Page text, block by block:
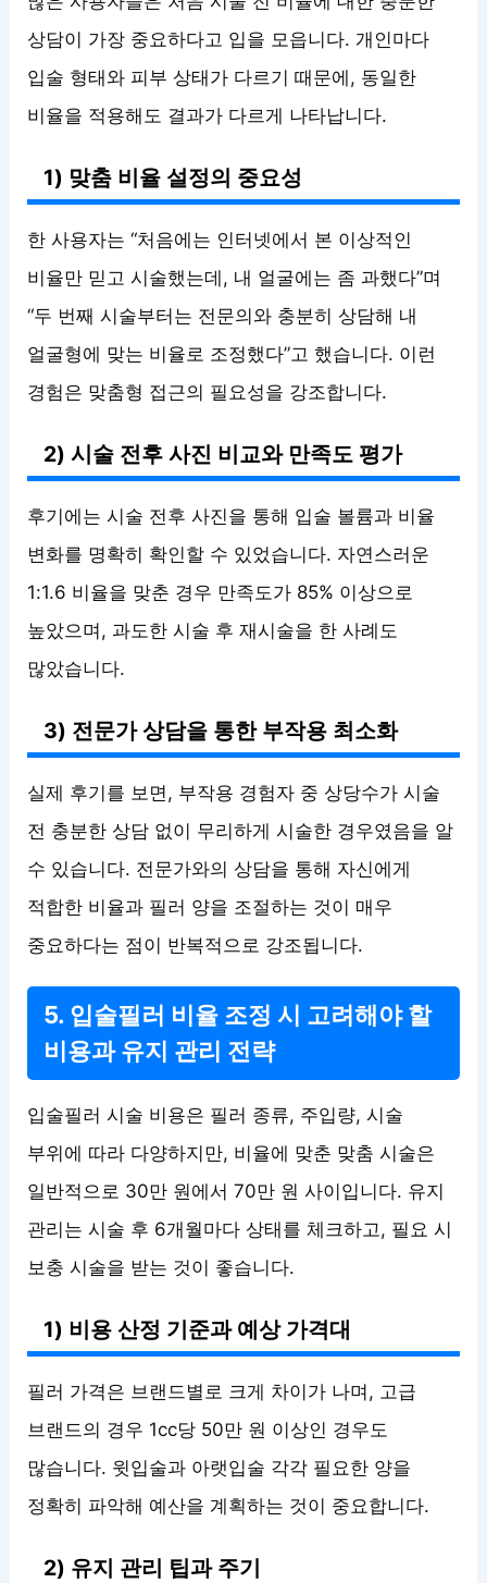
상담이 가장 중요하다고 입을 모읍니다. 개인마다
입술 형태와 피부 상태가 다르기 때문에, 동일한
비율을 적용해도 결과가 다르게 나타납니다.
1) 맞춤 비율 설정의 중요성
한 사용자는 “처음에는 인터넷에서 본 이상적인
비율만 믿고 시술했는데, 내 얼굴에는 좀 과했다”며
“두 번째 시술부터는 전문의와 충분히 상담해 내
얼굴형에 맞는 비율로 조정했다”고 했습니다. 이런
경험은 맞춤형 접근의 필요성을 강조합니다.
2) 시술 전후 사진 비교와 만족도 평가
후기에는 시술 전후 사진을 통해 입술 볼륨과 비율
변화를 명확히 확인할 수 있었습니다. 자연스러운
1:1.6 비율을 맞춘 경우 만족도가 85% 이상으로
높았으며, 과도한 시술 후 재시술을 한 사례도
많았습니다.
3) 전문가 상담을 통한 부작용 최소화
실제 후기를 보면, 부작용 경험자 중 상당수가 시술
전 충분한 상담 없이 무리하게 시술한 경우였음을 알
수 있습니다. 전문가와의 상담을 통해 자신에게
적합한 비율과 필러 양을 조절하는 것이 매우
중요하다는 점이 반복적으로 강조됩니다.
5. 입술필러 비율 조정 시 고려해야 할
비용과 유지 관리 전략
입술필러 시술 비용은 필러 종류, 주입량, 시술
부위에 따라 다양하지만, 비율에 맞춘 맞춤 시술은
일반적으로 30만 원에서 70만 원 사이입니다. 유지
관리는 시술 후 6개월마다 상태를 체크하고, 필요 시
보충 시술을 받는 것이 좋습니다.
1) 비용 산정 기준과 예상 가격대
필러 가격은 브랜드별로 크게 차이가 나며, 고급
브랜드의 경우 1cc당 50만 원 이상인 경우도
많습니다. 윗입술과 아랫입술 각각 필요한 양을
정확히 파악해 예산을 계획하는 것이 중요합니다.
2) 유지 관리 팁과 주기